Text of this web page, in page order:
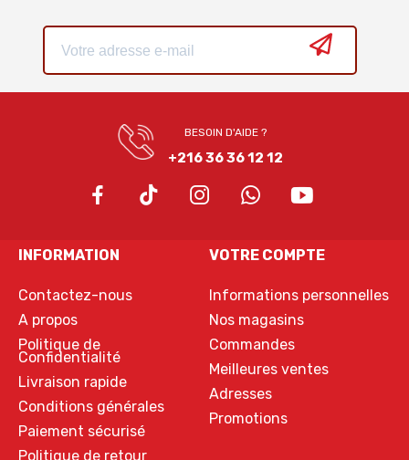
BESOIN D'AIDE ?
+216 36 36 12 12
INFORMATION
Contactez-nous
A propos
Politique de
Confidentialité
Livraison rapide
Conditions générales
Paiement sécurisé
Politique de retour
VOTRE COMPTE
Informations personnelles
Nos magasins
Commandes
Meilleures ventes
Adresses
Promotions